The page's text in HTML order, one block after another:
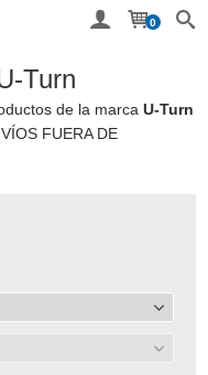
0
Turn
de la marca U-Turn
FUERA DE